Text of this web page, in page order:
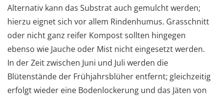
Alternativ kann das Substrat auch gemulcht werden;
hierzu eignet sich vor allem Rindenhumus. Grasschnitt
oder nicht ganz reifer Kompost sollten hingegen
ebenso wie Jauche oder Mist nicht eingesetzt werden.
In der Zeit zwischen Juni und Juli werden die
Blütenstände der Frühjahrsblüher entfernt; gleichzeitig
erfolgt wieder eine Bodenlockerung und das Jäten von